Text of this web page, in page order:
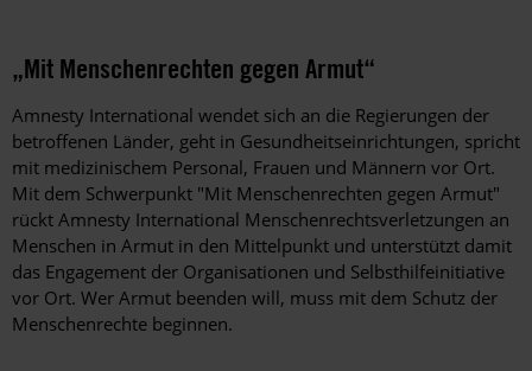
„Mit Menschenrechten gegen Armut“
Amnesty International wendet sich an die Regierungen der
betroffenen Länder, geht in Gesundheitseinrichtungen, spricht
mit medizinischem Personal, Frauen und Männern vor Ort.
Mit dem Schwerpunkt "Mit Menschenrechten gegen Armut"
rückt Amnesty International Menschenrechtsverletzungen an
Menschen in Armut in den Mittelpunkt und unterstützt damit
das Engagement der Organisationen und Selbsthilfeinitiative
vor Ort. Wer Armut beenden will, muss mit dem Schutz der
Menschenrechte beginnen.